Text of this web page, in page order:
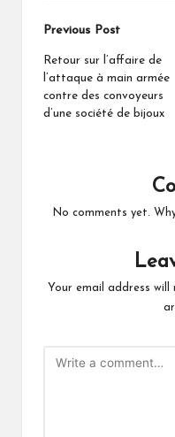
Post
navigation
Previous Post
Retour sur l’affaire de
l’attaque à main armée
contre des convoyeurs
d’une société de bijoux
No comments yet.
Your email address will